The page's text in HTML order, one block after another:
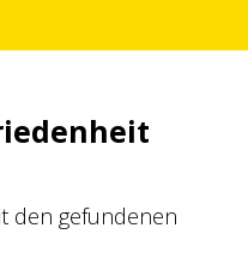
den gefundenen